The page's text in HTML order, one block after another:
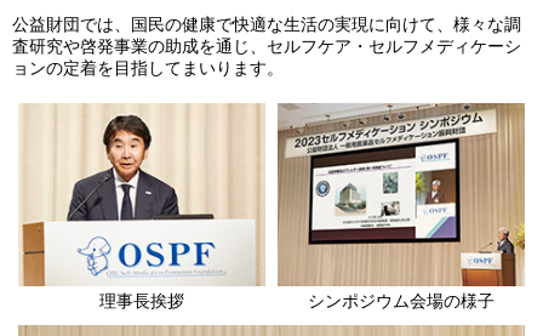
公益財団では、国民の健康で快適な生活の実現に向けて、様々な調
査研究や啓発事業の助成を通じ、セルフケア・セルフメディケーシ
ョンの定着を目指してまいります。
理事長挨拶 シンポジウム会場の様子